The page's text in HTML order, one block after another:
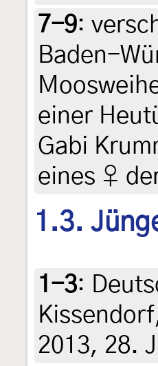
7-9:
Baden-
einer
Gabi
eines ♀
1.3.
1-3:
2013, 28.